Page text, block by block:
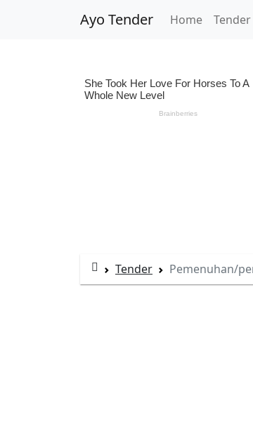
Ayo Tender Home Tender
Tender Pemenuhan/